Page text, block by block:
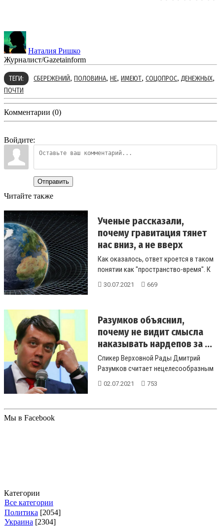
Наталия Ришко
Журналист/Gazetainform
ТЕГИ: СБЕРЕЖЕНИЙ, ПОЛОВИНА, НЕ, ИМЕЮТ, СОЦОПРОС, ДЕНЕЖНЫХ,
ПОЧТИ
Комментарии (0)
Войдите:
Отправить
Читайте также
Ученые рассказали,
почему гравитация тянет
нас вниз, а не вверх
Как оказалось, ответ кроется в таком
понятии как "пространство-время". К
такому выводу при...
30.07.2021 669
Разумков объяснил,
почему не видит смысла
наказывать нардепов за ...
Спикер Верховной Рады Дмитрий
Разумков считает нецелесообразным
наказывать народных депутатов за
02.07.2021 753
Мы в Facebook
Категории
Все категории
Политика [2054]
Украина [2304]